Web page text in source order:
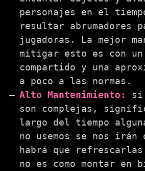
personajes en el
resultar abrumadores
jugadoras. La mejor
mitigar esto es con un
compartido y una
a poco a las normas.
Alto Mantenimiento:
si
son complejas,
largo del tiempo
no usemos se nos
habrá que
no es como montar en